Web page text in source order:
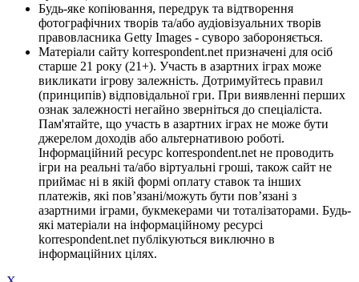
Будь-яке копіювання, передрук та відтворення
фотографічних творів та/або аудіовізуальних творів
правовласника Getty Images - суворо забороняється.
Матеріали сайту korrespondent.net призначені для осіб
старше 21 року (21+). Участь в азартних іграх може
викликати ігрову залежність. Дотримуйтесь правил
(принципів) відповідальної гри. При виявленні перших
ознак залежності негайно зверніться до спеціаліста.
Пам'ятайте, що участь в азартних іграх не може бути
джерелом доходів або альтернативою роботі.
Інформаційний ресурс korrespondent.net не проводить
ігри на реальні та/або віртуальні гроші, також сайт не
приймає ні в якій формі оплату ставок та інших
платежів, які пов’язані/можуть бути пов’язані з
азартними іграми, букмекерами чи тоталізаторами. Будь-
які матеріали на інформаційному ресурсі
korrespondent.net публікуються виключно в
інформаційних цілях.